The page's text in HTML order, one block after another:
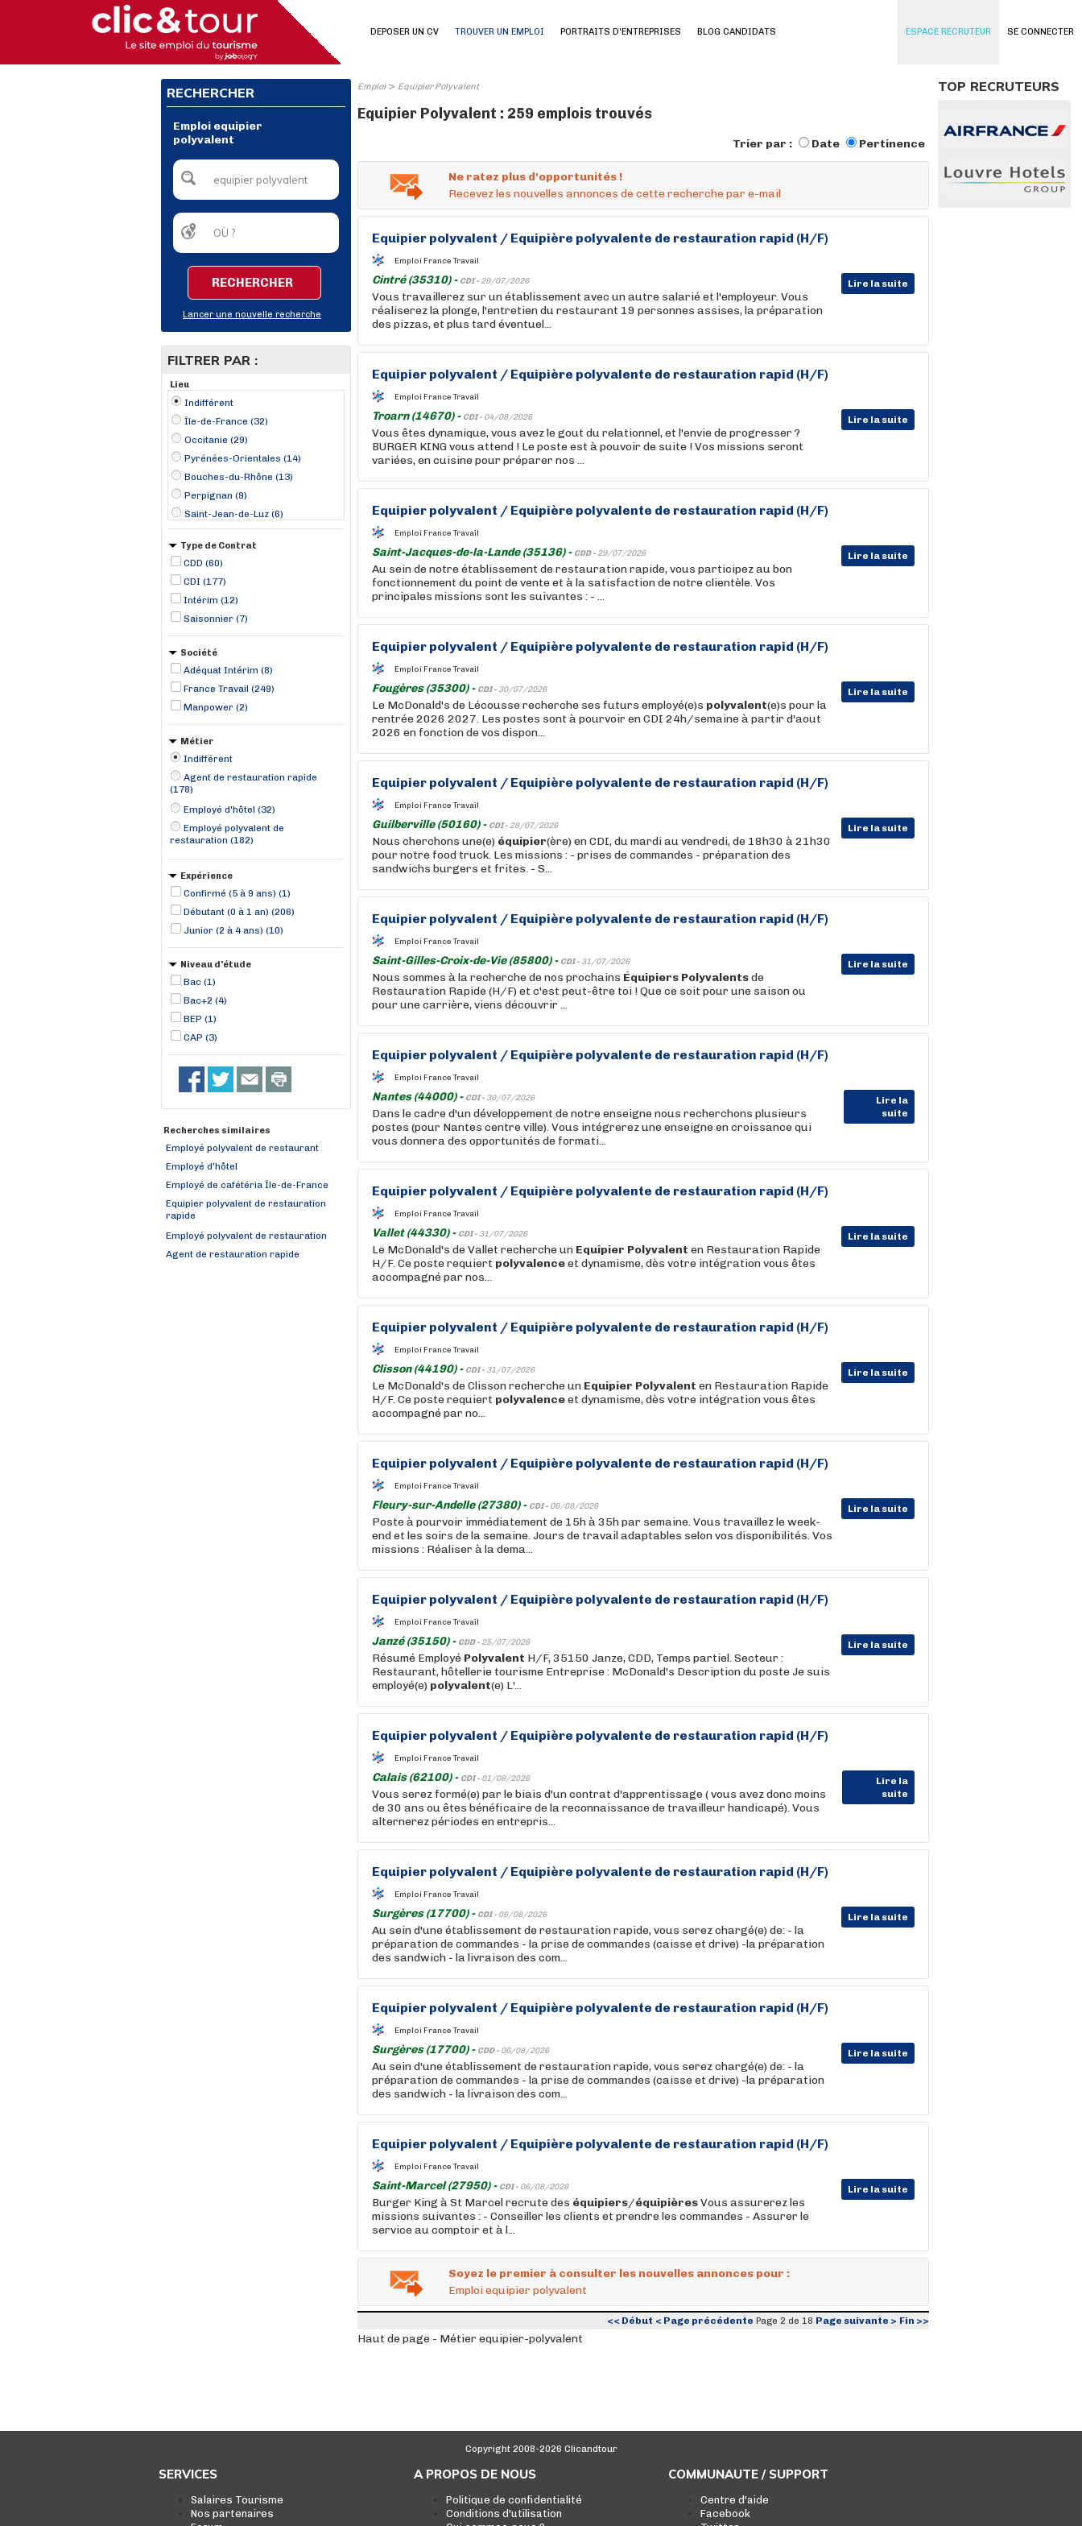
SE CONNECTER
DEPOSER UN CV TROUVER UN EMPLOI PORTRAITS D'ENTREPRISES BLOG CANDIDATS ESPACE RECRUTEUR
RECHERCHER
Emploi equipier
polyvalent
RECHERCHER
Lancer une nouvelle recherche
FILTRER PAR :
Lieu
Indifférent
Île-de-France (32)
Occitanie (29)
Pyrénées-Orientales (14)
Bouches-du-Rhône (13)
Perpignan (9)
Saint-Jean-de-Luz (6)
Denain (3)
Marseille (3)
Martigues (3)
Pyla sur Mer (3)
Sainte-Geneviève-des-Bois (3)
Amiens (2)
Type de Contrat
CDD (60)
CDI (177)
Intérim (12)
Saisonnier (7)
Société
Adéquat Intérim (8)
France Travail (249)
Manpower (2)
Métier
Indifférent
Agent de restauration rapide
(178)
Employé d'hôtel (32)
Employé polyvalent de
restauration (182)
Expérience
Confirmé (5 à 9 ans) (1)
Débutant (0 à 1 an) (206)
Junior (2 à 4 ans) (10)
Niveau d'étude
Bac (1)
Bac+2 (4)
BEP (1)
CAP (3)
Recherches similaires
Employé polyvalent de restaurant
Employé d'hôtel
Employé de cafétéria Île-de-France
Equipier polyvalent de restauration
rapide
Employé polyvalent de restauration
Agent de restauration rapide
Emploi> Equipier Polyvalent
Equipier Polyvalent : 259 emplois trouvés
Trier par : Date Pertinence
Ne ratez plus d'opportunités !
Recevez les nouvelles annonces de cette recherche par e-mail
Equipier polyvalent / Equipière polyvalente de restauration rapid (H/F)
Emploi France Travail
Cintré (35310) - CDI - 29/07/2026 Lire la suite
Vous travaillerez sur un établissement avec un autre salarié et l'employeur. Vous
réaliserez la plonge, l'entretien du restaurant 19 personnes assises, la préparation
des pizzas, et plus tard éventuel...
Equipier polyvalent / Equipière polyvalente de restauration rapid (H/F)
Emploi France Travail
Troarn (14670) - CDI - 04/08/2026 Lire la suite
Vous êtes dynamique, vous avez le gout du relationnel, et l'envie de progresser ?
BURGER KING vous attend ! Le poste est à pouvoir de suite ! Vos missions seront
variées, en cuisine pour préparer nos ...
Equipier polyvalent / Equipière polyvalente de restauration rapid (H/F)
Emploi France Travail
Saint-Jacques-de-la-Lande (35136) - CDD - 29/07/2026 Lire la suite
Au sein de notre établissement de restauration rapide, vous participez au bon
fonctionnement du point de vente et à la satisfaction de notre clientèle. Vos
principales missions sont les suivantes : - ...
Equipier polyvalent / Equipière polyvalente de restauration rapid (H/F)
Emploi France Travail
Fougères (35300) - CDI - 30/07/2026 Lire la suite
Le McDonald's de Lécousse recherche ses futurs employé(e)s polyvalent(e)s pour la
rentrée 2026 2027. Les postes sont à pourvoir en CDI 24h/semaine à partir d'aout
2026 en fonction de vos dispon...
Equipier polyvalent / Equipière polyvalente de restauration rapid (H/F)
Emploi France Travail
Guilberville (50160) - CDI - 28/07/2026 Lire la suite
Nous cherchons une(e) équipier(ère) en CDI, du mardi au vendredi, de 18h30 à 21h30
pour notre food truck. Les missions : - prises de commandes - préparation des
sandwichs burgers et frites. - S...
Equipier polyvalent / Equipière polyvalente de restauration rapid (H/F)
Emploi France Travail
Saint-Gilles-Croix-de-Vie (85800) - CDI - 31/07/2026 Lire la suite
Nous sommes à la recherche de nos prochains Équipiers Polyvalentsde
Restauration Rapide (H/F) et c'est peut-être toi ! Que ce soit pour une saison ou
pour une carrière, viens découvrir ...
Equipier polyvalent / Equipière polyvalente de restauration rapid (H/F)
Emploi France Travail
Nantes (44000) - CDI - 30/07/2026
Lire la
suite
Dans le cadre d'un développement de notre enseigne nous recherchons plusieurs
postes (pour Nantes centre ville). Vous intégrerez une enseigne en croissance qui
vous donnera des opportunités de formati...
Equipier polyvalent / Equipière polyvalente de restauration rapid (H/F)
Emploi France Travail
Vallet (44330) - CDI - 31/07/2026 Lire la suite
Le McDonald's de Vallet recherche un Equipier Polyvalent en Restauration Rapide
H/F. Ce poste requiert polyvalenceet dynamisme, dès votre intégration vous êtes
accompagné par nos...
Equipier polyvalent / Equipière polyvalente de restauration rapid (H/F)
Emploi France Travail
Clisson (44190) - CDI - 31/07/2026 Lire la suite
Le McDonald's de Clisson recherche un Equipier Polyvalent en Restauration Rapide
H/F. Ce poste requiert polyvalenceet dynamisme, dès votre intégration vous êtes
accompagné par no...
Equipier polyvalent / Equipière polyvalente de restauration rapid (H/F)
Emploi France Travail
Fleury-sur-Andelle (27380) - CDI - 06/08/2026 Lire la suite
Poste à pourvoir immédiatement de 15h à 35h par semaine. Vous travaillez le week-
end et les soirs de la semaine. Jours de travail adaptables selon vos disponibilités. Vos
missions : Réaliser à la dema...
Equipier polyvalent / Equipière polyvalente de restauration rapid (H/F)
Emploi France Travail
Janzé (35150) - CDD - 25/07/2026 Lire la suite
Résumé Employé Polyvalent H/F, 35150 Janze, CDD, Temps partiel. Secteur :
Restaurant, hôtellerie tourisme Entreprise : McDonald's Description du poste Je suis
employé(e) polyvalent(e) L'...
Equipier polyvalent / Equipière polyvalente de restauration rapid (H/F)
Emploi France Travail
Calais (62100) - CDI - 01/08/2026
Lire la
suite
Vous serez formé(e) par le biais d'un contrat d'apprentissage ( vous avez donc moins
de 30 ans ou êtes bénéficaire de la reconnaissance de travailleur handicapé). Vous
alternerez périodes en entrepris...
Equipier polyvalent / Equipière polyvalente de restauration rapid (H/F)
Emploi France Travail
Surgères (17700) - CDI - 06/08/2026 Lire la suite
Au sein d'une établissement de restauration rapide, vous serez chargé(e) de: - la
préparation de commandes - la prise de commandes (caisse et drive) -la préparation
des sandwich - la livraison des com...
Equipier polyvalent / Equipière polyvalente de restauration rapid (H/F)
Emploi France Travail
Surgères (17700) - CDD - 06/08/2026 Lire la suite
Au sein d'une établissement de restauration rapide, vous serez chargé(e) de: - la
préparation de commandes - la prise de commandes (caisse et drive) -la préparation
des sandwich - la livraison des com...
Equipier polyvalent / Equipière polyvalente de restauration rapid (H/F)
Emploi France Travail
Saint-Marcel (27950) - CDI - 06/08/2026 Lire la suite
Burger King à St Marcel recrute des équipiers/équipièresVous assurerez les
missions suivantes : - Conseiller les clients et prendre les commandes - Assurer le
service au comptoir et à l...
Soyez le premier à consulter les nouvelles annonces pour :
Emploi equipier polyvalent
<< Début < Page précédente Page 2 de 18 Page suivante > Fin >>
Haut de page - Métier equipier-polyvalent
TOP RECRUTEURS
Copyright 2008-2026 Clicandtour
SERVICES
Salaires Tourisme
Nos partenaires
A PROPOS DE NOUS
Politique de confidentialité
Conditions d'utilisation
COMMUNAUTE / SUPPORT
Centre d'aide
Facebook